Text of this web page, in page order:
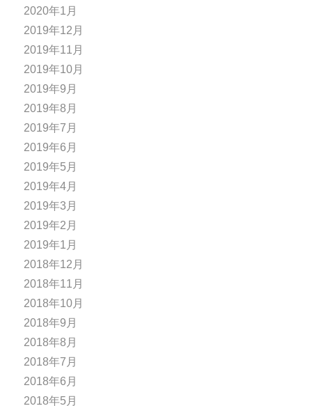
2020年1月
2019年12月
2019年11月
2019年10月
2019年9月
2019年8月
2019年7月
2019年6月
2019年5月
2019年4月
2019年3月
2019年2月
2019年1月
2018年12月
2018年11月
2018年10月
2018年9月
2018年8月
2018年7月
2018年6月
2018年5月